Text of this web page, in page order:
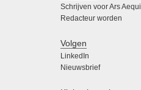
Schrijven voor Ars Aequi
Redacteur worden
Volgen
LinkedIn
Nieuwsbrief